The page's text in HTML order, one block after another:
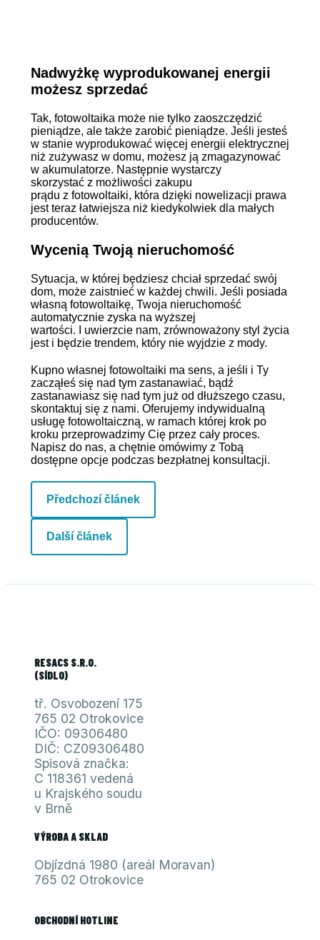
Nadwyżkę wyprodukowanej energii
możesz sprzedać
Tak, fotowoltaika może nie tylko zaoszczędzić
pieniądze, ale także zarobić pieniądze. Jeśli jesteś
w stanie wyprodukować więcej energii elektrycznej
niż zużywasz w domu, możesz ją zmagazynować
w akumulatorze. Następnie wystarczy
skorzystać z możliwości zakupu
prądu z fotowoltaiki, która dzięki nowelizacji prawa
jest teraz łatwiejsza niż kiedykolwiek dla małych
producentów.
Wycenią Twoją nieruchomość
Sytuacja, w której będziesz chciał sprzedać swój
dom, może zaistnieć w każdej chwili. Jeśli posiada
własną fotowoltaikę, Twoja nieruchomość
automatycznie zyska na wyższej
wartości. I uwierzcie nam, zrównoważony styl życia
jest i będzie trendem, który nie wyjdzie z mody.
Kupno własnej fotowoltaiki ma sens, a jeśli i Ty
zacząłeś się nad tym zastanawiać, bądź
zastanawiasz się nad tym już od dłuższego czasu,
skontaktuj się z nami. Oferujemy indywidualną
usługę fotowoltaiczną, w ramach której krok po
kroku przeprowadzimy Cię przez cały proces.
Napisz do nas, a chętnie omówimy z Tobą
dostępne opcje podczas bezpłatnej konsultacji.
Předchozí článek
Další článek
RESACS S.R.O.
(SÍDLO)
tř. Osvobození 175
765 02 Otrokovice
IČO: 09306480
DIČ: CZ09306480
Spisová značka:
C 118361 vedená
u Krajského soudu
v Brně
VÝROBA A SKLAD
Objízdná 1980 (areál Moravan)
765 02 Otrokovice
OBCHODNÍ HOTLINE